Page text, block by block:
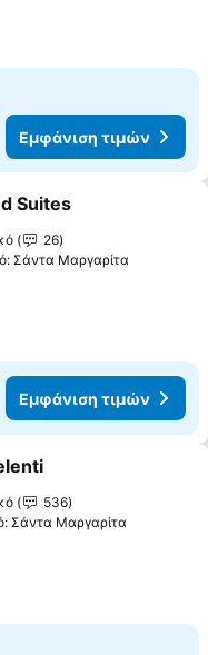
Εμφάνιση τιμών
στα αγαπημένα
Suites
26
Σάντα Μαργαρίτα
Εμφάνιση τιμών
στα αγαπημένα
536
Σάντα Μαργαρίτα